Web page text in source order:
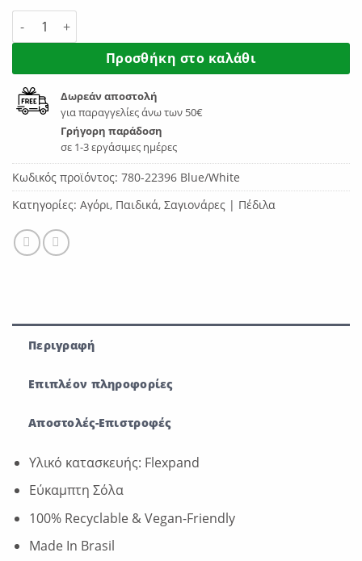
Ipanema Παιδικές Σαγιονάρες Urban 780-22396 Blue/White
Προσθήκη στο καλάθι
Δωρεάν αποστολή
για παραγγελίες άνω των 50€
Γρήγορη παράδοση
σε 1-3 εργάσιμες ημέρες
Κωδικός προϊόντος: 780-22396 Blue/White
Κατηγορίες: Αγόρι, Παιδικά, Σαγιονάρες | Πέδιλα
Περιγραφή
Επιπλέον πληροφορίες
Αποστολές-Επιστροφές
Υλικό κατασκευής: Flexpand
Εύκαμπτη Σόλα
100% Recyclable & Vegan-Friendly
Made In Brasil